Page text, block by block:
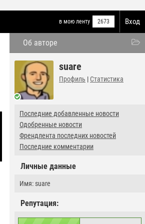
Вход
в мою ленту 2673
Об авторе
suare
Профиль | Статистика
Последние добавленные новости
Одобренные новости
Френдлента последних новостей
Последние комментарии
Личные данные
Имя: suare
Репутация: